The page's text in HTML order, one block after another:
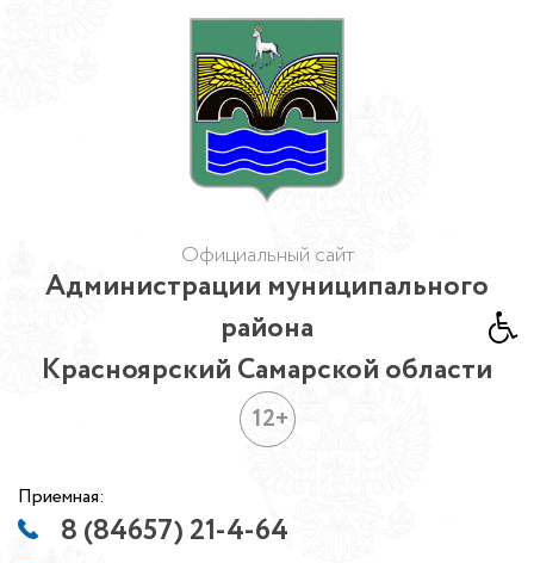
Официальный сайт
Администрации муниципального
района
Красноярский Самарской области
12+
Приемная:
8 (84657) 21-4-64